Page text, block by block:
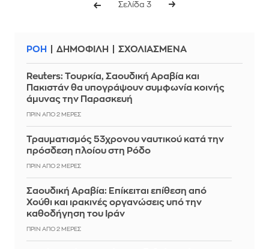
Σελίδα 3
ΡΟΗ ΔΗΜΟΦΙΛΗ ΣΧΟΛΙΑΣΜΕΝΑ
Reuters: Τουρκία, Σαουδική Αραβία και
Πακιστάν θα υπογράψουν συμφωνία κοινής
άμυνας την Παρασκευή
ΠΡΙΝ ΑΠΌ 2 ΜΈΡΕΣ
Τραυματισμός 53χρονου ναυτικού κατά την
πρόσδεση πλοίου στη Ρόδο
ΠΡΙΝ ΑΠΌ 2 ΜΈΡΕΣ
Σαουδική Αραβία: Επίκειται επίθεση από
Χούθι και ιρακινές οργανώσεις υπό την
καθοδήγηση του Ιράν
ΠΡΙΝ ΑΠΌ 2 ΜΈΡΕΣ